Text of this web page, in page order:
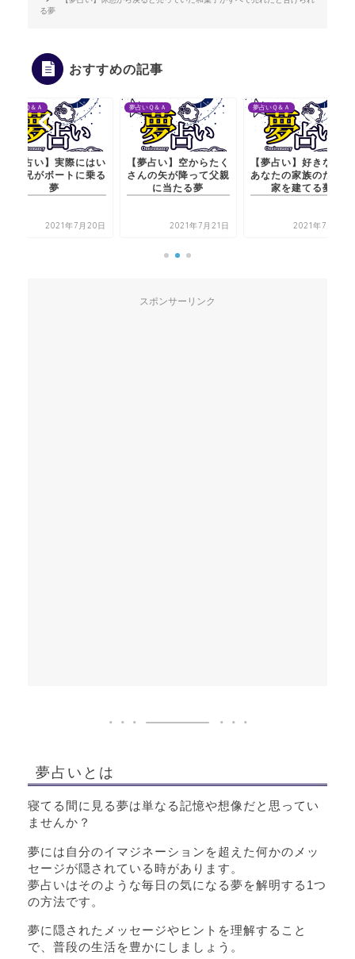
る夢
おすすめの記事
夢占いＱ＆Ａ
【夢占い】空からたく
さんの矢が降って父親
に当たる夢
2021年7月21日
夢占いＱ＆Ａ
【夢占い】好きな人が
あなたの家族のために
家を建てる夢
2021年7月21日
夢占いＱ＆Ａ
【夢占い】実際
ない兄がボート
2021年7
スポンサーリンク
夢占いとは
寝てる間に見る夢は単なる記憶や想像だと思ってい
ませんか？
夢には自分のイマジネーションを超えた何かのメッ
セージが隠されている時があります。
夢占いはそのような毎日の気になる夢を解明する1つ
の方法です。
夢に隠されたメッセージやヒントを理解すること
で、普段の生活を豊かにしましょう。